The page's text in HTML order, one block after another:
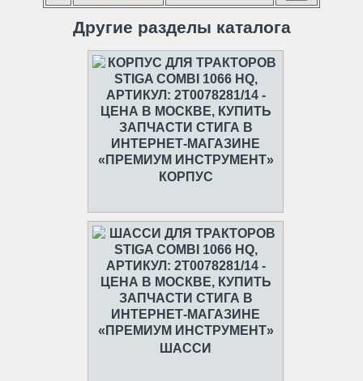
Другие разделы каталога
КОРПУС
ШАССИ